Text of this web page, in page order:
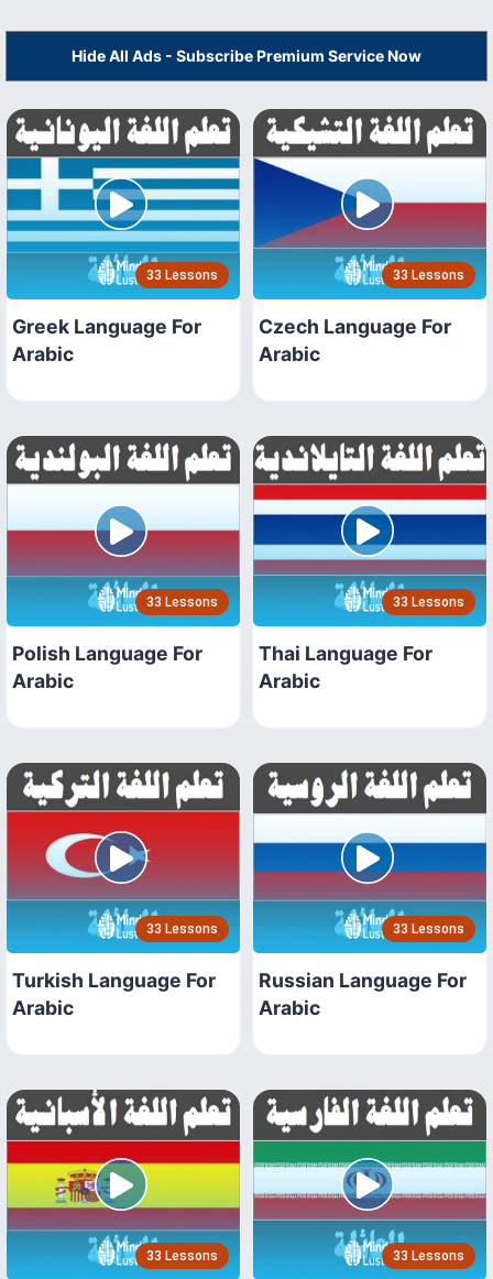
Hide All Ads - Subscribe Premium Service Now
33 Lessons
Greek Language For
Arabic
33 Lessons
Czech Language For
Arabic
33 Lessons
Polish Language For
Arabic
33 Lessons
Thai Language For
Arabic
33 Lessons
Turkish Language For
Arabic
33 Lessons
Russian Language For
Arabic
33 Lessons 33 Lessons